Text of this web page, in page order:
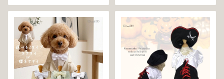
ア ドッグ ウェア ドッグウエア 犬
ゃれ 小型犬 濡れ防止 汚れ防止
返品交換不可
小型犬 犬 猫 ペット 服 犬服 返